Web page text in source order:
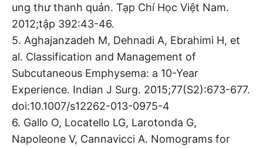
ung thư thanh quản. Tạp Chí Học Việt Nam.
2012;tập 392:43-46.
5. Aghajanzadeh M, Dehnadi A, Ebrahimi H, et
al. Classification and Management of
Subcutaneous Emphysema: a 10-Year
Experience. Indian J Surg. 2015;77(S2):673-677.
doi:10.1007/s12262-013-0975-4
6. Gallo O, Locatello LG, Larotonda G,
Napoleone V, Cannavicci A. Nomograms for